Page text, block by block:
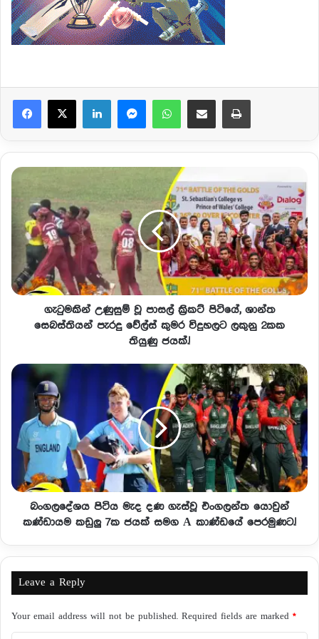
ගැටුමකින් උණුසුම් වූ පාසල් ක්‍රිකට් පිටියේ, ශාන්ත
සෙබස්තියන් පැරදු වේල්ස් කුමර විදුහලට ලකුනු 2කක
තියුණු ජයක්.!
බංගලදේශය පිටිය මැද දණ ගැස්වූ එංගලන්ත යොවුන්
කණ්ඩායම කඩුලු 7ක ජයක් සමග A කාණ්ඩයේ පෙරමුණට.!
Leave a Reply
Your email address will not be published. Required fields are marked *